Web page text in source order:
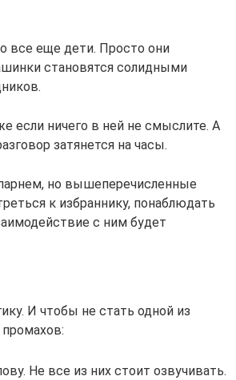
все еще дети. Просто они
становятся солидными
если ничего в ней не смыслите. А
затянется на часы.
но вышеперечисленные
к избраннику, понаблюдать
с ним будет
И чтобы не стать одной из
Не все из них стоит озвучивать.